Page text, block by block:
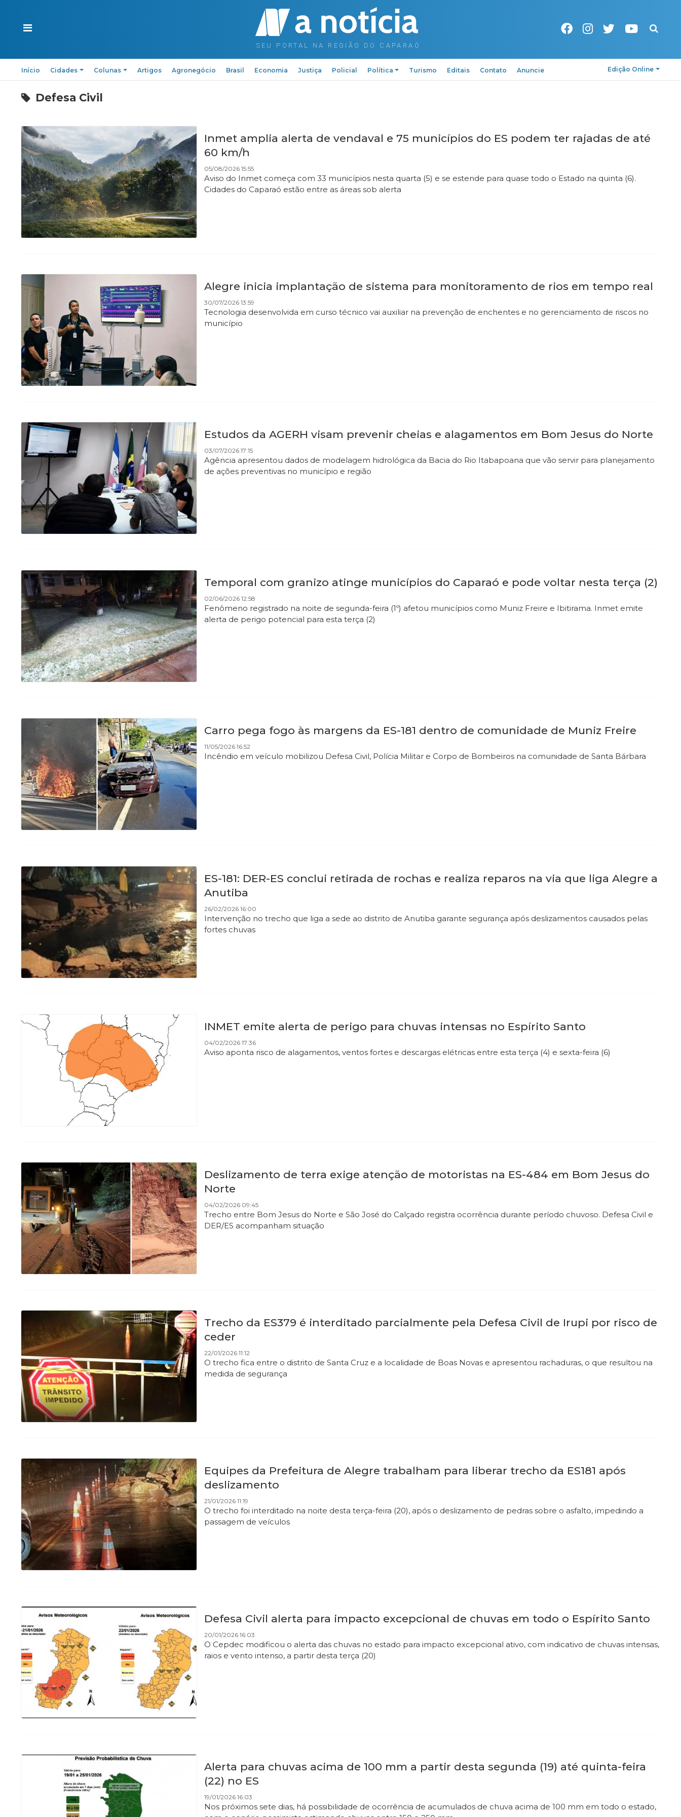
Pesquisa
Início Cidades Colunas Artigos Agronegócio Brasil Economia Justiça Policial Política Turismo Editais Contato Anuncie Edição Online
Defesa Civil
Inmet amplia alerta de vendaval e 75 municípios do ES podem ter rajadas de até
60 km/h
05/08/2026 15:55
Aviso do Inmet começa com 33 municípios nesta quarta (5) e se estende para quase todo o Estado na quinta (6).
Cidades do Caparaó estão entre as áreas sob alerta
Alegre inicia implantação de sistema para monitoramento de rios em tempo real
30/07/2026 13:59
Tecnologia desenvolvida em curso técnico vai auxiliar na prevenção de enchentes e no gerenciamento de riscos no
município
Estudos da AGERH visam prevenir cheias e alagamentos em Bom Jesus do Norte
03/07/2026 17:15
Agência apresentou dados de modelagem hidrológica da Bacia do Rio Itabapoana que vão servir para planejamento
de ações preventivas no município e região
Temporal com granizo atinge municípios do Caparaó e pode voltar nesta terça (2)
02/06/2026 12:58
Fenômeno registrado na noite de segunda-feira (1º) afetou municípios como Muniz Freire e Ibitirama. Inmet emite
alerta de perigo potencial para esta terça (2)
Carro pega fogo às margens da ES-181 dentro de comunidade de Muniz Freire
11/05/2026 16:52
Incêndio em veículo mobilizou Defesa Civil, Polícia Militar e Corpo de Bombeiros na comunidade de Santa Bárbara
ES-181: DER-ES conclui retirada de rochas e realiza reparos na via que liga Alegre a
Anutiba
26/02/2026 16:00
Intervenção no trecho que liga a sede ao distrito de Anutiba garante segurança após deslizamentos causados pelas
fortes chuvas
INMET emite alerta de perigo para chuvas intensas no Espírito Santo
04/02/2026 17:36
Aviso aponta risco de alagamentos, ventos fortes e descargas elétricas entre esta terça (4) e sexta-feira (6)
Deslizamento de terra exige atenção de motoristas na ES-484 em Bom Jesus do
Norte
04/02/2026 09:45
Trecho entre Bom Jesus do Norte e São José do Calçado registra ocorrência durante período chuvoso. Defesa Civil e
DER/ES acompanham situação
Trecho da ES379 é interditado parcialmente pela Defesa Civil de Irupi por risco de
ceder
22/01/2026 11:12
O trecho fica entre o distrito de Santa Cruz e a localidade de Boas Novas e apresentou rachaduras, o que resultou na
medida de segurança
Equipes da Prefeitura de Alegre trabalham para liberar trecho da ES181 após
deslizamento
21/01/2026 11:19
O trecho foi interditado na noite desta terça-feira (20), após o deslizamento de pedras sobre o asfalto, impedindo a
passagem de veículos
Defesa Civil alerta para impacto excepcional de chuvas em todo o Espírito Santo
20/01/2026 16:03
O Cepdec modificou o alerta das chuvas no estado para impacto excepcional ativo, com indicativo de chuvas intensas,
raios e vento intenso, a partir desta terça (20)
Alerta para chuvas acima de 100 mm a partir desta segunda (19) até quinta-feira
(22) no ES
19/01/2026 16:03
Nos próximos sete dias, há possibilidade de ocorrência de acumulados de chuva acima de 100 mm em todo o estado,